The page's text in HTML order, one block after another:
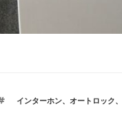
タ
インターホン、 オートロック、